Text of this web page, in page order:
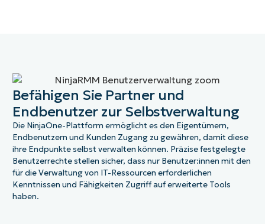
Befähigen Sie Partner und
Endbenutzer zur Selbstverwaltung
Die NinjaOne-Plattform ermöglicht es den Eigentümern,
Endbenutzern und Kunden Zugang zu gewähren, damit diese
ihre Endpunkte selbst verwalten können. Präzise festgelegte
Benutzerrechte stellen sicher, dass nur Benutzer:innen mit den
für die Verwaltung von IT-Ressourcen erforderlichen
Kenntnissen und Fähigkeiten Zugriff auf erweiterte Tools
haben.